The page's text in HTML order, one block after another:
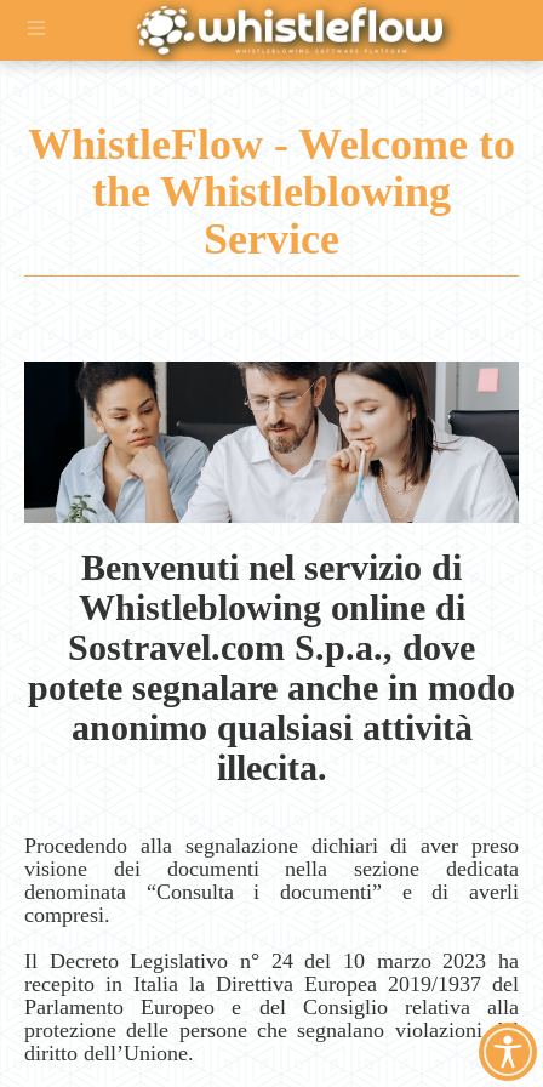
WhistleFlow - Welcome to
the Whistleblowing
Service
Benvenuti nel servizio di
Whistleblowing online di
Sostravel.com S.p.a., dove
potete segnalare anche in modo
anonimo qualsiasi attività
illecita.
Procedendo alla segnalazione dichiari di aver preso
visione dei documenti nella sezione dedicata
denominata “Consulta i documenti” e di averli
compresi.
Il Decreto Legislativo n° 24 del 10 marzo 2023 ha
recepito in Italia la Direttiva Europea 2019/1937 del
Parlamento Europeo e del Consiglio relativa alla
protezione delle persone che segnalano violazioni del
diritto dell’Unione.